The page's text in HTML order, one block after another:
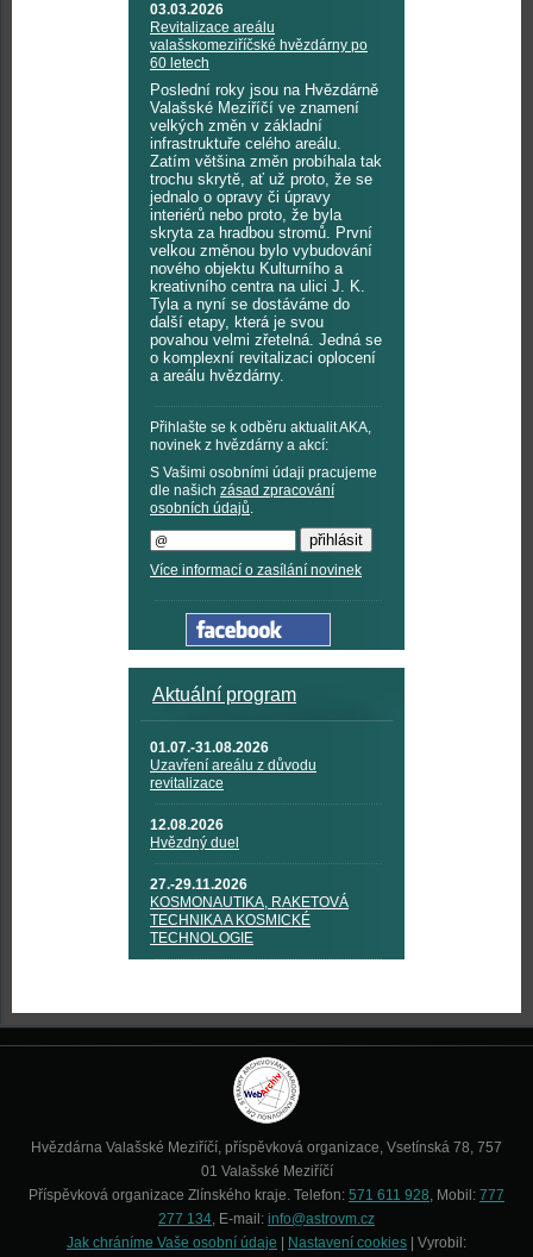
03.03.2026
Revitalizace areálu
valašskomeziříčské hvězdárny po
60 letech
Poslední roky jsou na Hvězdárně
Valašské Meziříčí ve znamení
velkých změn v základní
infrastruktuře celého areálu.
Zatím většina změn probíhala tak
trochu skrytě, ať už proto, že se
jednalo o opravy či úpravy
interiérů nebo proto, že byla
skryta za hradbou stromů. První
velkou změnou bylo vybudování
nového objektu Kulturního a
kreativního centra na ulici J. K.
Tyla a nyní se dostáváme do
další etapy, která je svou
povahou velmi zřetelná. Jedná se
o komplexní revitalizaci oplocení
a areálu hvězdárny.
Přihlašte se k odběru aktualit AKA,
novinek z hvězdárny a akcí:
S Vašimi osobními údaji pracujeme
dle našich zásad zpracování
osobních údajů.
Více informací o zasílání novinek
Aktuální program
01.07.-31.08.2026
Uzavření areálu z důvodu
revitalizace
12.08.2026
Hvězdný duel
27.-29.11.2026
KOSMONAUTIKA, RAKETOVÁ
TECHNIKA A KOSMICKÉ
TECHNOLOGIE
Hvězdárna Valašské Meziříčí, příspěvková organizace, Vsetínská 78, 757
01 Valašské Meziříčí
Příspěvková organizace Zlínského kraje. Telefon: 571 611 928, Mobil: 777
277 134, E-mail: info@astrovm.cz
Jak chráníme Vaše osobní údaje
Nastavení cookies | Vyrobil: